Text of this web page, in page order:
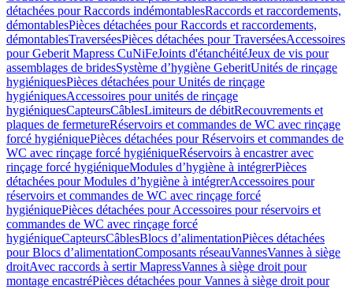
détachées pour Raccords indémontablesRaccords et raccordements,
démontablesPièces détachées pour Raccords et raccordements,
démontablesTraverséesPièces détachées pour TraverséesAccessoires
pour Geberit Mapress CuNiFeJoints d'étanchéitéJeux de vis pour
assemblages de bridesSystème d’hygiène GeberitUnités de rinçage
hygiéniquesPièces détachées pour Unités de rinçage
hygiéniquesAccessoires pour unités de rinçage
hygiéniquesCapteursCâblesLimiteurs de débitRecouvrements et
plaques de fermetureRéservoirs et commandes de WC avec rinçage
forcé hygiéniquePièces détachées pour Réservoirs et commandes de
WC avec rinçage forcé hygiéniqueRéservoirs à encastrer avec
rinçage forcé hygiéniqueModules d’hygiène à intégrerPièces
détachées pour Modules d’hygiène à intégrerAccessoires pour
réservoirs et commandes de WC avec rinçage forcé
hygiéniquePièces détachées pour Accessoires pour réservoirs et
commandes de WC avec rinçage forcé
hygiéniqueCapteursCâblesBlocs d’alimentationPièces détachées
pour Blocs d’alimentationComposants réseauVannesVannes à siège
droitAvec raccords à sertir MapressVannes à siège droit pour
montage encastréPièces détachées pour Vannes à siège droit pour